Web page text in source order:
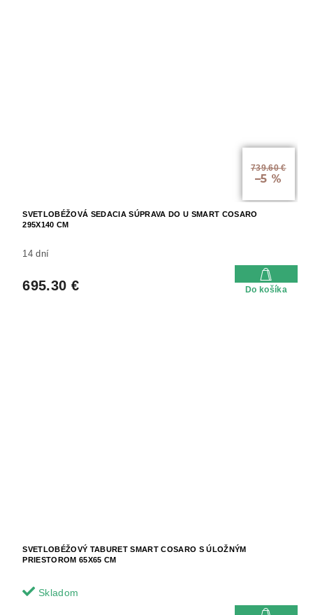
739.60 €
–5 %
SVETLOBÉŽOVÁ SEDACIA SÚPRAVA DO U SMART COSARO
295X140 CM
14 dní
695.30 € Do košíka
SVETLOBÉŽOVÝ TABURET SMART COSARO S ÚLOŽNÝM
PRIESTOROM 65X65 CM
Skladom